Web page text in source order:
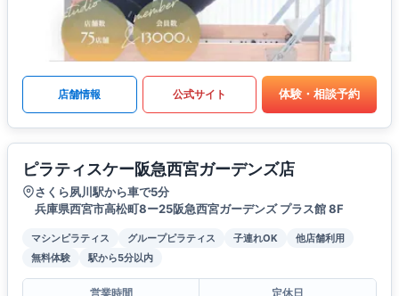
店舗情報 公式サイト 体験・相談予約
ピラティスケー阪急西宮ガーデンズ店
さくら夙川駅から車で5分
兵庫県西宮市高松町8ー25阪急西宮ガーデンズ プラス館 8F
マシンピラティス グループピラティス 子連れOK
他店舗利用
無料体験
駅から5分以内
営業時間 定休日